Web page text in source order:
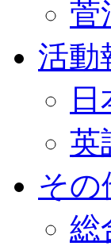
菅
活動
英
その
総